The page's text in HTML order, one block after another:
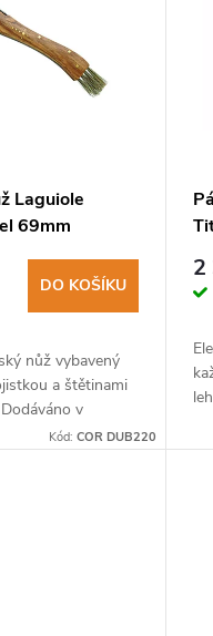
Laguiole
69mm
420,
zebrawood
DO KOŠÍKU
nůž vybavený
a štětinami
v
pouzdru s
Kód: COR DUB220
2